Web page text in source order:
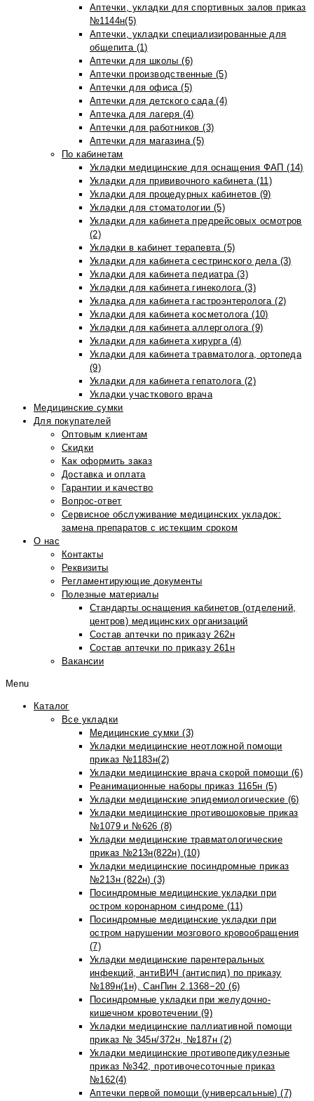
Аптечки, укладки для спортивных залов приказ
№1144н(5)
Аптечки, укладки специализированные для
общепита (1)
Аптечки для школы (6)
Аптечки производственные (5)
Аптечки для офиса (5)
Аптечки для детского сада (4)
Аптечка для лагеря (4)
Аптечки для работников (3)
Аптечки для магазина (5)
По кабинетам
Укладки медицинские для оснащения ФАП (14)
Укладки для прививочного кабинета (11)
Укладки для процедурных кабинетов (9)
Укладки для стоматологии (5)
Укладки для кабинета предрейсовых осмотров
(2)
Укладки в кабинет терапевта (5)
Укладки для кабинета сестринского дела (3)
Укладки для кабинета педиатра (3)
Укладки для кабинета гинеколога (3)
Укладка для кабинета гастроэнтеролога (2)
Укладки для кабинета косметолога (10)
Укладки для кабинета аллерголога (9)
Укладки для кабинета хирурга (4)
Укладки для кабинета травматолога, ортопеда
(9)
Укладки для кабинета гепатолога (2)
Укладки участкового врача
Медицинские сумки
Для покупателей
Оптовым клиентам
Скидки
Как оформить заказ
Доставка и оплата
Гарантии и качество
Вопрос-ответ
Сервисное обслуживание медицинских укладок:
замена препаратов с истекшим сроком
О нас
Контакты
Реквизиты
Регламентирующие документы
Полезные материалы
Стандарты оснащения кабинетов (отделений,
центров) медицинских организаций
Состав аптечки по приказу 262н
Состав аптечки по приказу 261н
Вакансии
Menu
Каталог
Все укладки
Медицинские сумки (3)
Укладки медицинские неотложной помощи
приказ №1183н(2)
Укладки медицинские врача скорой помощи (6)
Реанимационные наборы приказ 1165н (5)
Укладки медицинские эпидемиологические (6)
Укладки медицинские противошоковые приказ
№1079 и №626 (8)
Укладки медицинские травматологические
приказ №213н(822н) (10)
Укладки медицинские посиндромные приказ
№213н (822н) (3)
Посиндромные медицинские укладки при
остром коронарном синдроме (11)
Посиндромные медицинские укладки при
остром нарушении мозгового кровообращения
(7)
Укладки медицинские парентеральных
инфекций, антиВИЧ (антиспид) по приказу
№189н(1н), СанПин 2.1368−20 (6)
Посиндромные укладки при желудочно-
кишечном кровотечении (9)
Укладки медицинские паллиативной помощи
приказ № 345н/372н, №187н (2)
Укладки медицинские противопедикулезные
приказ №342, противочесоточные приказ
№162(4)
Аптечки первой помощи (универсальные) (7)